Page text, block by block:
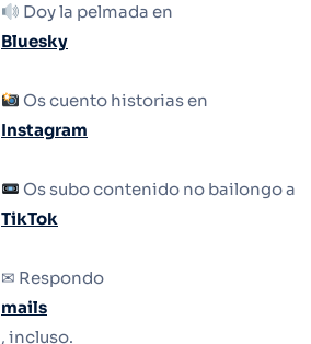
Doy la pelmada en
Bluesky
Os cuento historias en
Instagram
Os subo contenido no bailongo a
TikTok
✉ Respondo
mails
, incluso.